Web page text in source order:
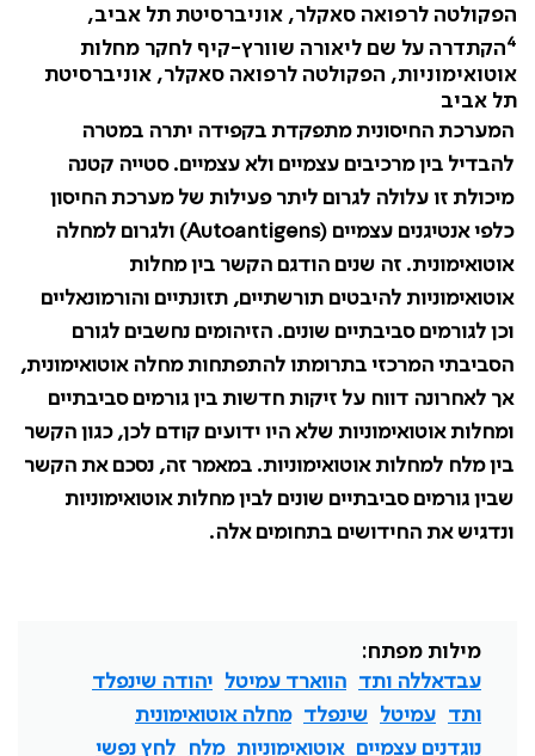
הפקולטה לרפואה סאקלר, אוניברסיטת תל אביב,
4הקתדרה על שם ליאורה שוורץ-קיף לחקר מחלות
אוטואימוניות, הפקולטה לרפואה סאקלר, אוניברסיטת
תל אביב
המערכת החיסונית מתפקדת בקפידה יתרה במטרה
להבדיל בין מרכיבים עצמיים ולא עצמיים. סטייה קטנה
מיכולת זו עלולה לגרום ליתר פעילות של מערכת החיסון
כלפי אנטיגנים עצמיים (Autoantigens) ולגרום למחלה
אוטואימונית. זה שנים הודגם הקשר בין מחלות
אוטואימוניות להיבטים תורשתיים, תזונתיים והורמונאליים
וכן לגורמים סביבתיים שונים. הזיהומים נחשבים לגורם
הסביבתי המרכזי בתרומתו להתפתחות מחלה אוטואימונית,
אך לאחרונה דווח על זיקות חדשות בין גורמים סביבתיים
ומחלות אוטואימוניות שלא היו ידועים קודם לכן, כגון הקשר
בין מלח למחלות אוטואימוניות. במאמר זה, נסכם את הקשר
שבין גורמים סביבתיים שונים לבין מחלות אוטואימוניות
ונדגיש את החידושים בתחומים אלה.
מילות מפתח:
עבדאללה ותד
הווארד עמיטל
יהודה שינפלד
ותד
עמיטל שינפלד
מחלה אוטואימונית
נוגדנים עצמיים
אוטואימוניות מלח
לחץ נפשי